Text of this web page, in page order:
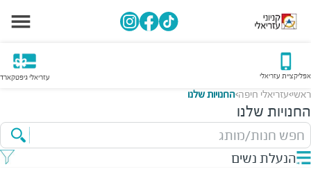
אפליקציית עזריאלי עזריאלי גיפטקארד
ראשי>עזריאלי חיפה>החנויות שלנו
החנויות שלנו
חפש חנות/מותג
הנעלת נשים